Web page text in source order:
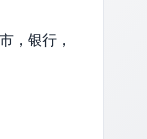
，银行，